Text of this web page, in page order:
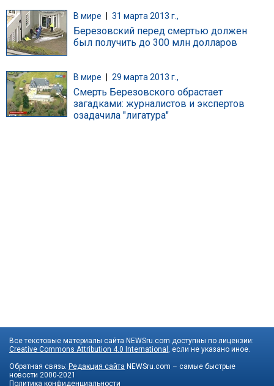
В мире 31 марта 2013 г.,
Березовский перед смертью должен
был получить до 300 млн долларов
В мире 29 марта 2013 г.,
Смерть Березовского обрастает
загадками: журналистов и экспертов
озадачила "лигатура"
Все текстовые материалы сайта NEWSru.com доступны по лицензии:
Creative Commons Attribution 4.0 International , если не указано иное.
Обратная связь: Редакция сайта NEWSru.com – самые быстрые
новости 2000-2021
Политика конфиденциальности